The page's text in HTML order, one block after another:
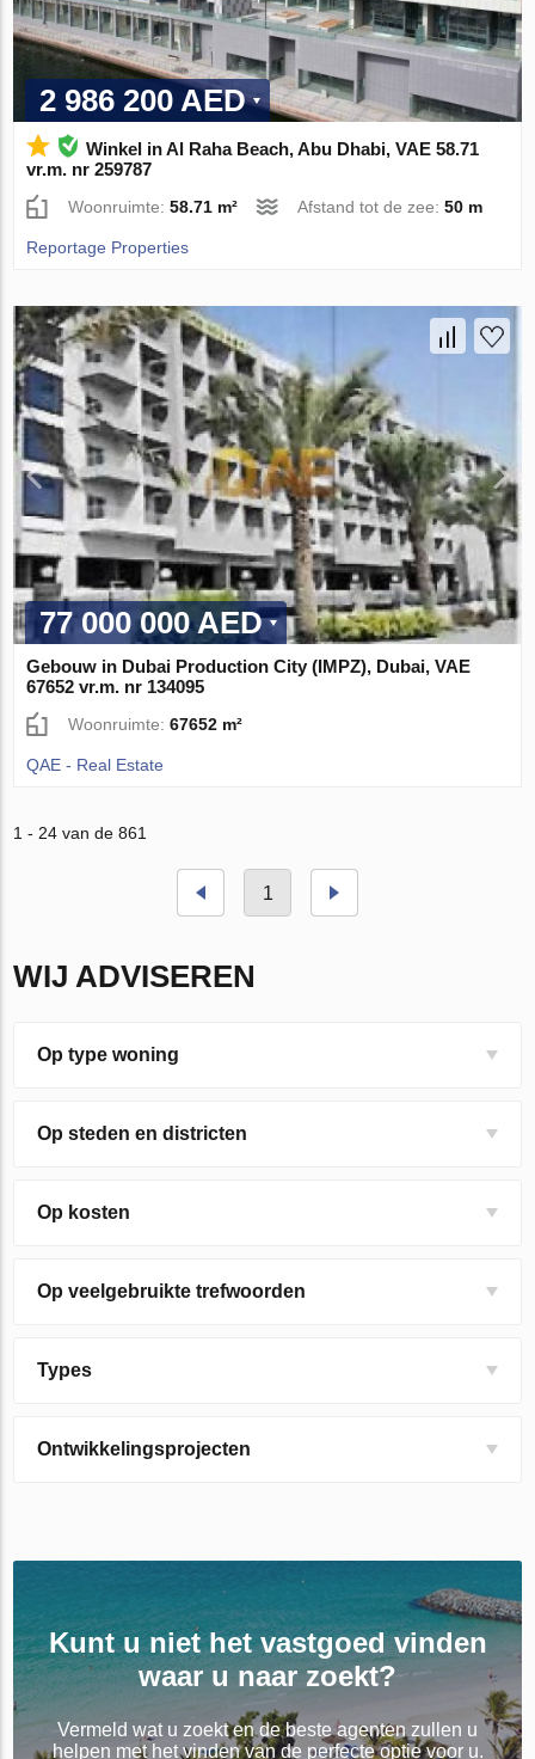
2 986 200 AED
Winkel in Al Raha Beach, Abu Dhabi, VAE 58.71
vr.m. nr 259787
Woonruimte:58.71 m² Afstand tot de zee:50 m
Reportage Properties
77 000 000 AED
Gebouw in Dubai Production City (IMPZ), Dubai, VAE
67652 vr.m. nr 134095
Woonruimte:67652 m²
QAE - Real Estate
1 - 24 van de 861
1
WIJ ADVISEREN
Op type woning
Op steden en districten
Op kosten
Op veelgebruikte trefwoorden
Types
Ontwikkelingsprojecten
Kunt u niet het vastgoed vinden
waar u naar zoekt?
Vermeld wat u zoekt en de beste agenten zullen u
helpen met het vinden van de perfecte optie voor u.